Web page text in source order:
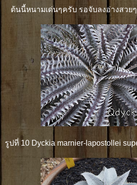
ต้นนี้หนามเด่นๆครับ รอจับลงอ่างสวยๆ
รูปที่ 10 Dyckia marnier-lapostollei